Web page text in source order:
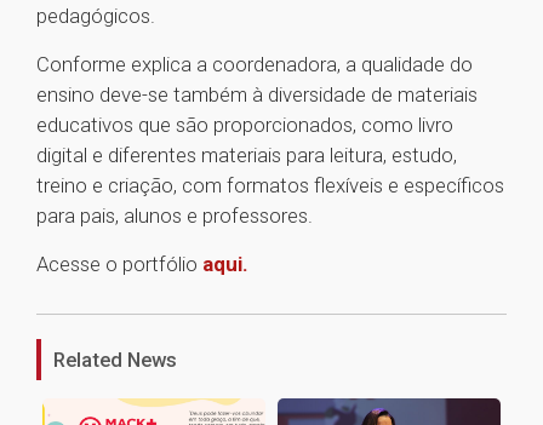
pedagógicos.
Conforme explica a coordenadora, a qualidade do
ensino deve-se também à diversidade de materiais
educativos que são proporcionados, como livro
digital e diferentes materiais para leitura, estudo,
treino e criação, com formatos flexíveis e específicos
para pais, alunos e professores.
Acesse o portfólio aqui.
Related News